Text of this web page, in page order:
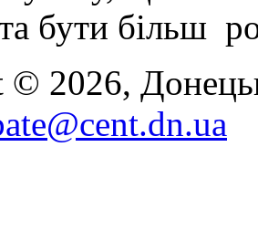
бути більш
2026,